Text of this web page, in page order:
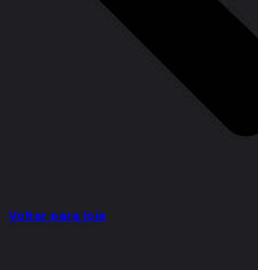
Voltar para loja